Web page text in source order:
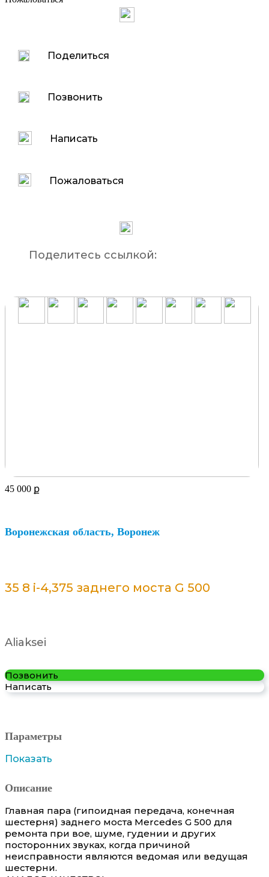
Поделиться
Позвонить
Написать
Пожаловаться
Поделитесь ссылкой:
45 000 ք
Воронежская область, Воронеж
35 8 i-4,375 заднего моста G 500
Aliaksei
Позвонить
Написать
Параметры
Показать
Описание
Главная пара (гипоидная передача, конечная
шестерня) заднего моста Mercedes G 500 для
ремонта при вое, шуме, гудении и других
посторонних звуках, когда причиной
неисправности являются ведомая или ведущая
шестерни.